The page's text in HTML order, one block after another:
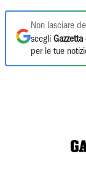
Non lasciare
scegli Gazzetta
per le tue